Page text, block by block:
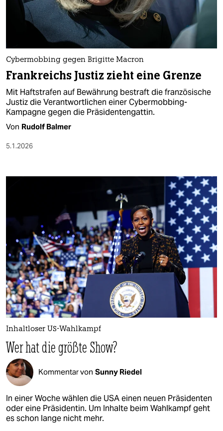
nord
wahrheit
verlag
verlag
veranstaltungen
shop
fragen & hilfe
epaper login
Cybermobbing gegen Brigitte Macron
Frankreichs Justiz zieht eine Grenze
Mit Haftstrafen auf Bewährung bestraft die französische
Justiz die Verantwortlichen einer Cybermobbing-
Kampagne gegen die Präsidentengattin.
Von Rudolf Balmer
5.1.2026
Inhaltloser US-Wahlkampf
Wer hat die größte Show?
Kommentar von Sunny Riedel
In einer Woche wählen die USA einen neuen Präsidenten
oder eine Präsidentin. Um Inhalte beim Wahlkampf geht
es schon lange nicht mehr.